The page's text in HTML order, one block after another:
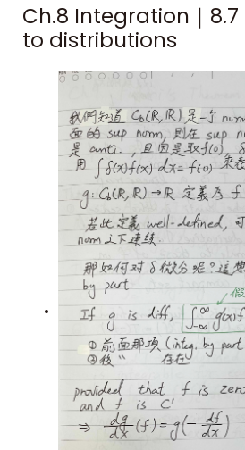
Ch.8 Integration｜
to distributions